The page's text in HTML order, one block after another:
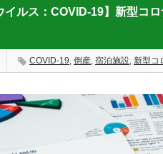
ルス：COVID-19】新型コ
COVID-19, 倒産, 宿泊施設, 新型コ